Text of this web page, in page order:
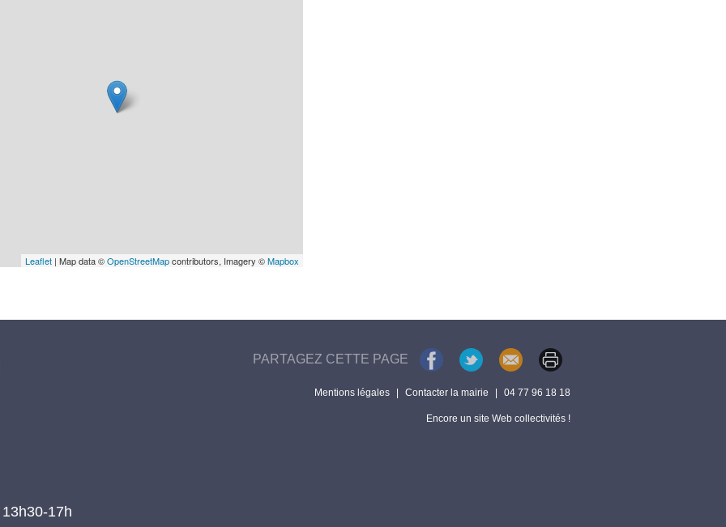
Leaflet | Map data ©OpenStreetMapcontributors, Imagery ©Mapbox
17h
PARTAGEZ CETTE PAGE
Mentions légales | Contacter la mairie | 04 77 96 18 18
Encore un site Web collectivités !